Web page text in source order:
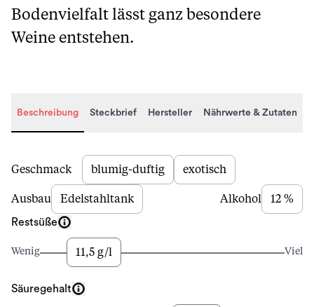
Bodenvielfalt lässt ganz besondere
Weine entstehen.
Beschreibung Steckbrief Hersteller Nährwerte & Zutaten
Beschreibung
Geschmack blumig-duftig exotisch
Ausbau Edelstahltank Alkohol 12 %
Restsüße
Wenig 11,5 g/l Viel
Säuregehalt